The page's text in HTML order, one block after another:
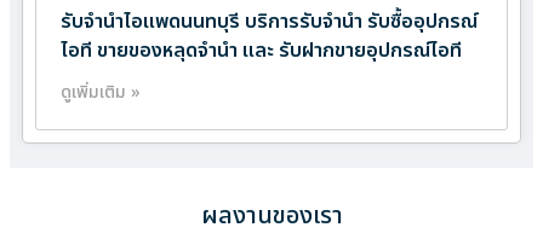
รับจำนำไอแพดนนทบุรี บริการรับจำนำ รับซื้ออุปกรณ์
ไอที ขายของหลุดจำนำ และ รับฝากขายอุปกรณ์ไอที
ดูเพิ่มเติม »
ผลงานของเรา